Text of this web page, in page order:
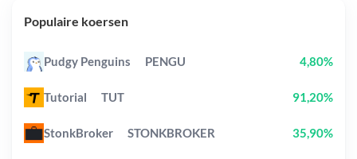
Populaire koersen
Pudgy Penguins PENGU 4,80%
Tutorial TUT 91,20%
StonkBroker STONKBROKER 35,90%